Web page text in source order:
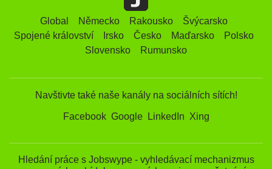
Global Německo Rakousko
Švýcarsko
Spojené království
Irsko Česko Maďarsko
Polsko
Slovensko
Rumunsko
Navštivte také naše kanály na sociálních sítích!
Facebook Google LinkedIn Xing
Hledání práce s Jobswype - vyhledávací mechanizmus